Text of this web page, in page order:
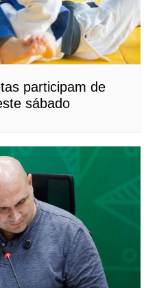
participam de
sábado